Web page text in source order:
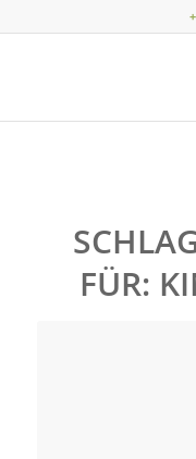
FÜR: